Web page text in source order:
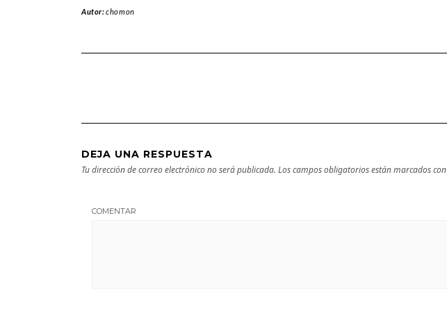
Autor:chomon
DEJA UNA RESPUESTA
Tu dirección de correo electrónico no será publicada. Los campos obligatorios están marcados con
COMENTAR